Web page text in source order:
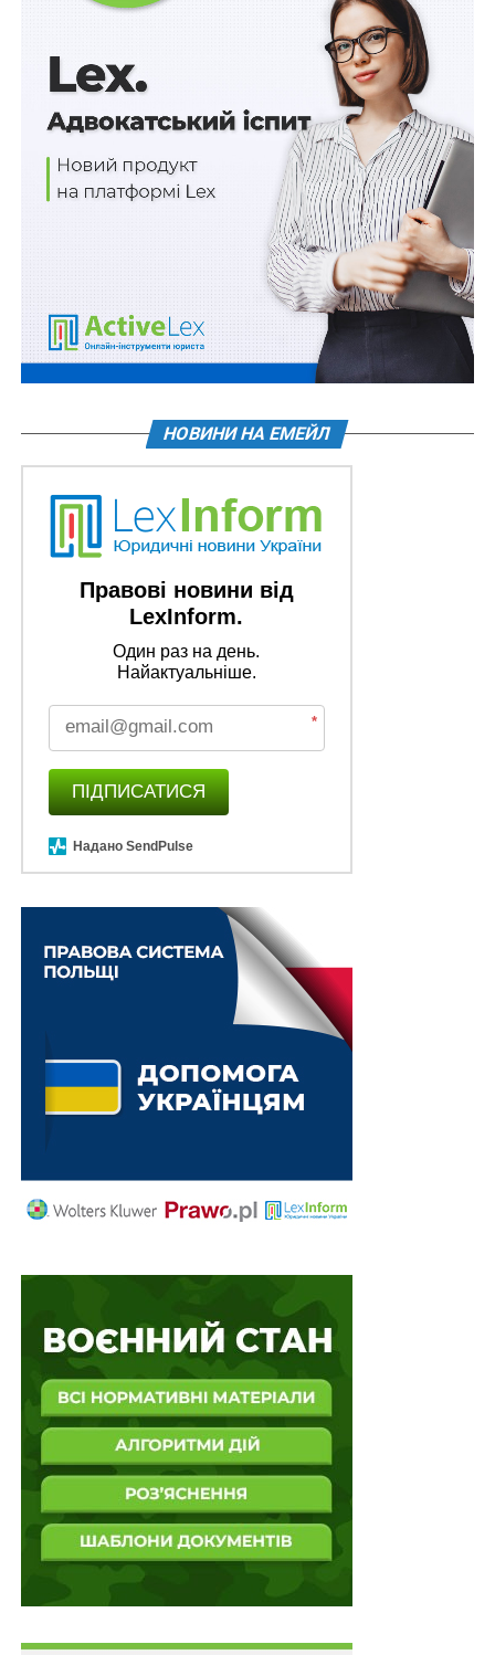
Читайте також: 19 липня – День тренера
Джерело:Юридичний вісник України
ЗВИНУВАЧЕННЯ СПОРТ ФУТБОЛ
УЄФА судиться з німецькою піцерією
НЕ ПРОПУСТІТЬ
Найшвидше в світі розлучення
НОВИНИ НА ЕМЕЙЛ
Правові новини від
LexInform.
Один раз на день.
Найактуальніше.
*
ПІДПИСАТИСЯ
Надано SendPulse